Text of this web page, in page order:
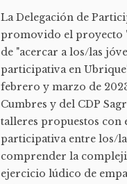
La Delegación de
promovido el proyecto
de "acercar a los/las
participativa en
febrero y marzo de
Cumbres y del CDP
talleres propuestos
participativa entre los/
comprender la
ejercicio lúdico de